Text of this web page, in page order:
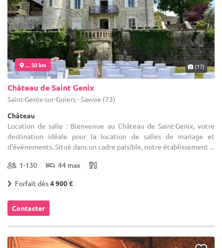
... 50 km (17)
Château de Saint Genix
Saint-Genix-sur-Guiers - Savoie (73)
Château
Location de salle : Bienvenue au Château de Saint-Genix, votre
destination idéale pour la location de salles de mariage et
d'événements. Situé dans un cadre paisible, notre établissement ...
1-130 44 max
Forfait dès4 900 €
Contacter